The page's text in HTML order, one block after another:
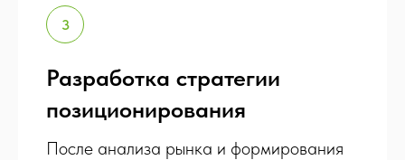
Разработка стратегии
позиционирования
После анализа рынка и формирования